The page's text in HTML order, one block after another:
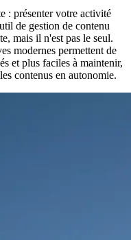
: présenter votre activité
de gestion de contenu
mais il n'est pas le seul.
modernes permettent de
et plus faciles à maintenir,
contenus en autonomie.